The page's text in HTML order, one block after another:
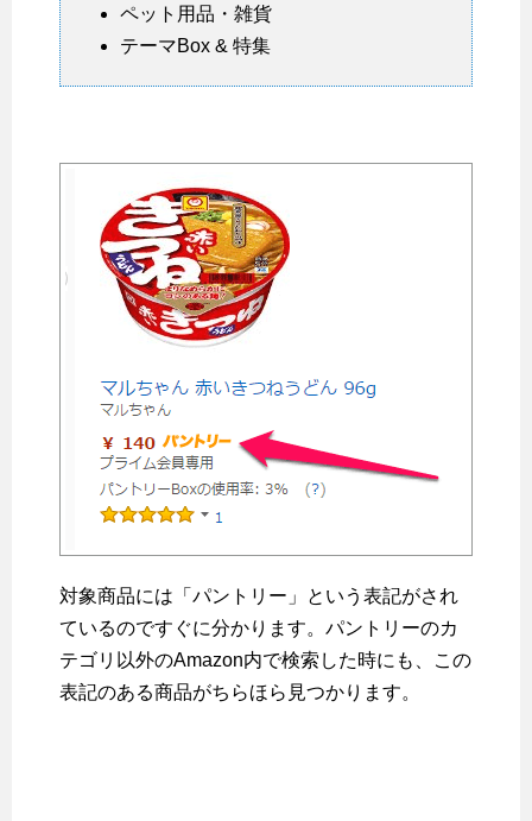
ペット用品・雑貨
テーマBox & 特集
対象商品には「パントリー」という表記がされ
ているのですぐに分かります。パントリーのカ
テゴリ以外のAmazon内で検索した時にも、この
表記のある商品がちらほら見つかります。